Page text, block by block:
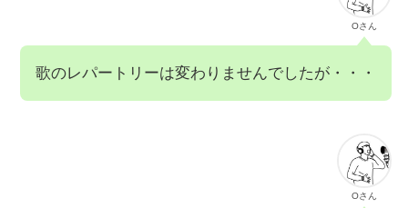
Oさん
歌のレパートリーは変わりませんでしたが・・・
Oさん